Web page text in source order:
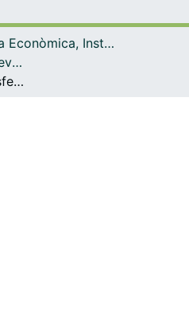
Navega per tot el DD
Com publicar
Història Econòmica, Institucions, Política i Economia Mundial
Articles publicats en revistes (Història Econòmica, Institucions, Política i Economia Mundial)
The creation and transfer of entrepreneurship in emerging economies of the world. An approach through large family-owned corporations of China, Mexico and Brazil